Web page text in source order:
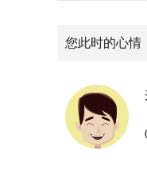
您此时的心情